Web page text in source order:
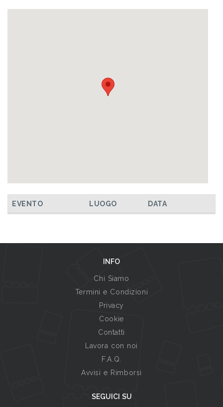
EVENTO LUOGO DATA
INFO
Chi Siamo
Termini e Condizioni
Privacy
Cookie
Contatti
Lavora con noi
F.A.Q.
Avvisi e Rimborsi
SEGUICI SU